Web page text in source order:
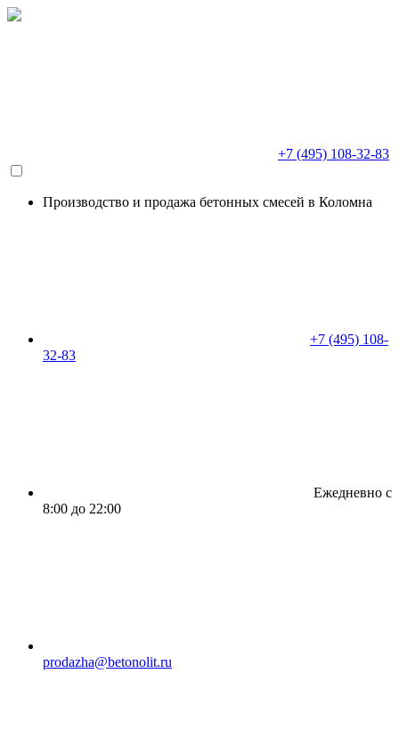
+7 (495) 108-32-83
Производство и продажа бетонных смесей в Коломна
+7 (495) 108-
32-83
Ежедневно с
8:00 до 22:00
prodazha@betonolit.ru